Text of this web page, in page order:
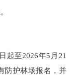
至2026年5月21
防护林场报名，并